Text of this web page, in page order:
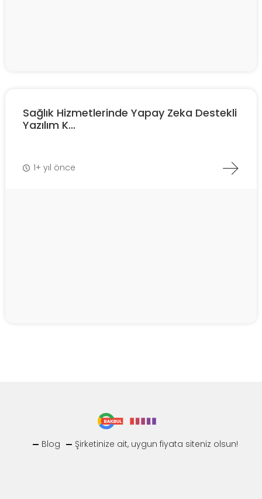
Sağlık Hizmetlerinde Yapay Zeka Destekli
Yazılım K...
1+ yıl önce
Blog Şirketinize ait, uygun fiyata siteniz olsun!